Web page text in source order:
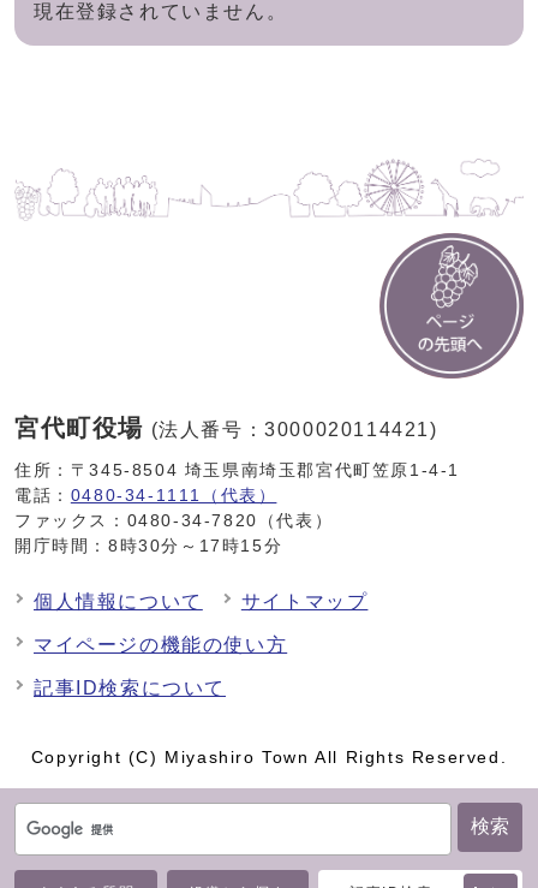
検索
現在登録されていません。
宮代町役場 (法人番号：3000020114421)
住所：〒345-8504 埼玉県南埼玉郡宮代町笠原1-4-1
電話： 0480-34-1111（代表）
ファックス：0480-34-7820（代表）
開庁時間：8時30分～17時15分
個人情報について サイトマップ
マイページの機能の使い方
記事ID検索について
Copyright (C) Miyashiro Town All Rights Reserved.